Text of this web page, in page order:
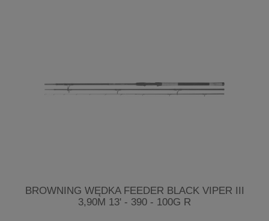
BROWNING WĘDKA FEEDER BLACK VIPER III
3,90M 13' - 390 - 100G R